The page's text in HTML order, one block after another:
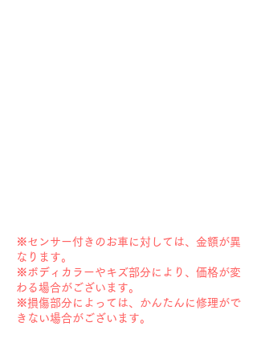
※センサー付きのお車に対しては、金額が異
なります。
※ボディカラーやキズ部分により、価格が変
わる場合がございます。
※損傷部分によっては、かんたんに修理がで
きない場合がございます。